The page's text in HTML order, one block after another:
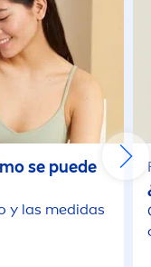
se puede
y las medidas